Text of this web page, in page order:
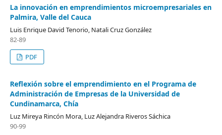
La innovación en emprendimientos microempresariales en
Palmira, Valle del Cauca
Luis Enrique David Tenorio, Natali Cruz González
82-89
PDF
Reflexión sobre el emprendimiento en el Programa de
Administración de Empresas de la Universidad de
Cundinamarca, Chía
Luz Mireya Rincón Mora, Luz Alejandra Riveros Sáchica
90-99